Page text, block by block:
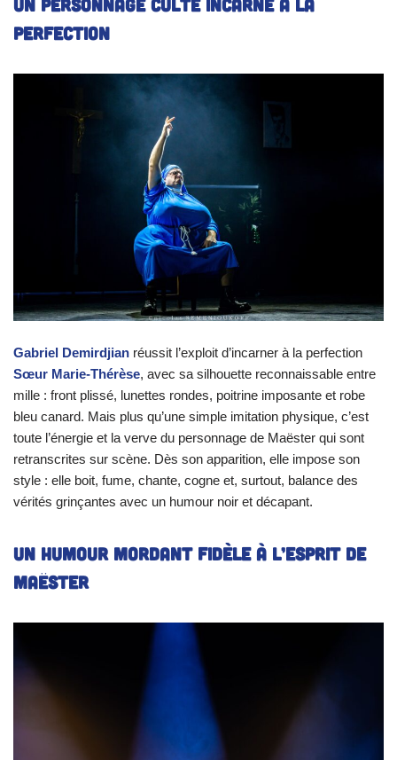
Un personnage culte incarné à la
perfection
Gabriel Demirdjian réussit l’exploit d’incarner à la perfection
Sœur Marie-Thérèse, avec sa silhouette reconnaissable entre
mille : front plissé, lunettes rondes, poitrine imposante et robe
bleu canard. Mais plus qu’une simple imitation physique, c’est
toute l’énergie et la verve du personnage de Maëster qui sont
retranscrites sur scène. Dès son apparition, elle impose son
style : elle boit, fume, chante, cogne et, surtout, balance des
vérités grinçantes avec un humour noir et décapant.
Un humour mordant fidèle à l’esprit de
Maëster